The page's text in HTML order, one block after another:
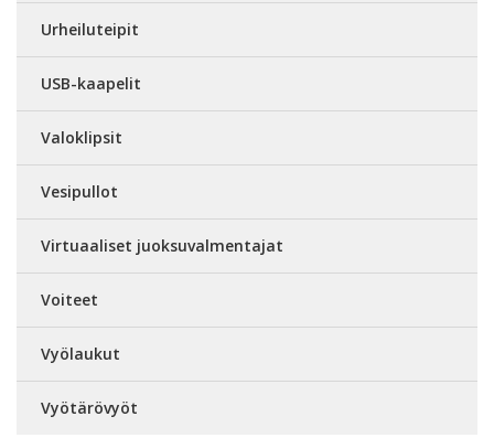
Urheiluteipit
USB-kaapelit
Valoklipsit
Vesipullot
Virtuaaliset juoksuvalmentajat
Voiteet
Vyölaukut
Vyötärövyöt